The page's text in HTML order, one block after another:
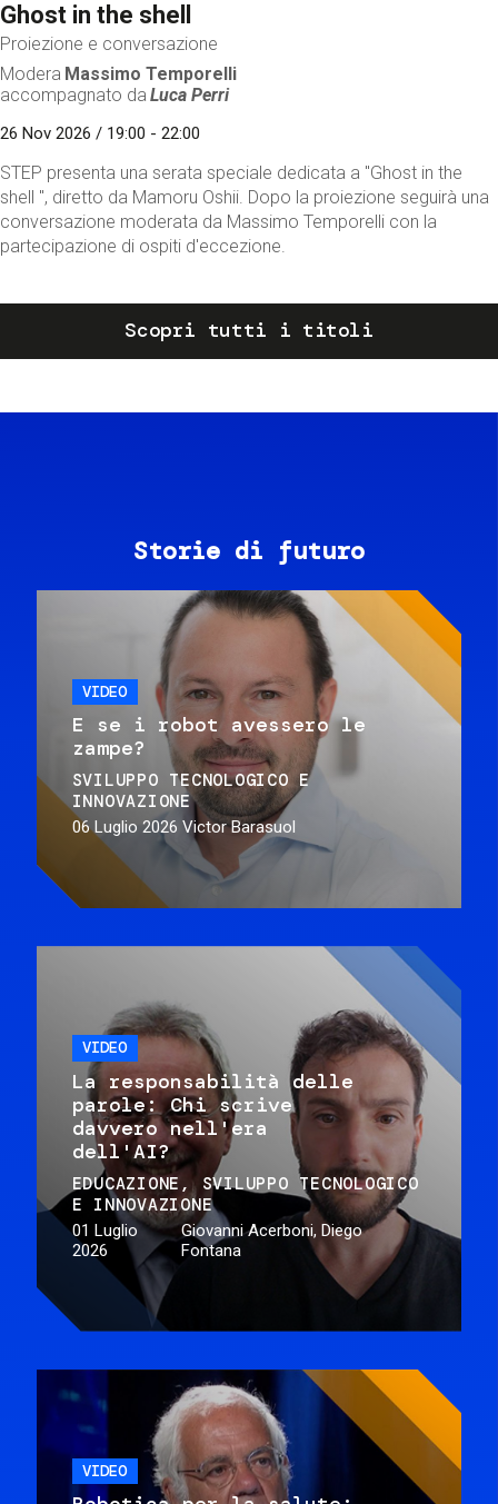
Ghost in the shell
Proiezione e conversazione
Modera Massimo Temporelli
accompagnato da Luca Perri
26 Nov 2026 / 19:00 - 22:00
STEP presenta una serata speciale dedicata a "Ghost in the
shell ", diretto da Mamoru Oshii. Dopo la proiezione seguirà una
conversazione moderata da Massimo Temporelli con la
partecipazione di ospiti d'eccezione.
Scopri tutti i titoli
Storie di futuro
VIDEO
E se i robot avessero le
zampe?
SVILUPPO TECNOLOGICO E
INNOVAZIONE
06 Luglio 2026 Victor Barasuol
VIDEO
La responsabilità delle
parole: Chi scrive
davvero nell'era
dell'AI?
EDUCAZIONE
SVILUPPO TECNOLOGICO
E INNOVAZIONE
01 Luglio
2026
Giovanni Acerboni, Diego
Fontana
VIDEO